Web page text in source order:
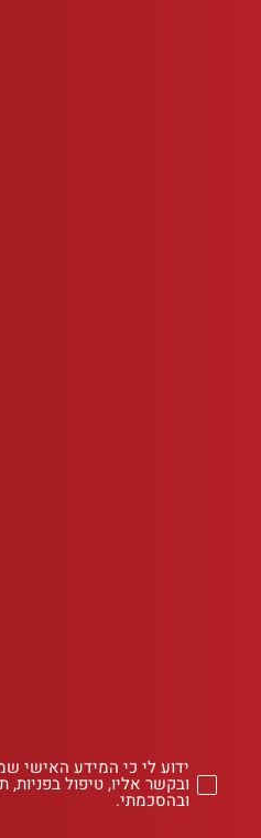
ידוע לי כי המידע האישי
ובקשר אליו, טיפול
ובהסכמתי.